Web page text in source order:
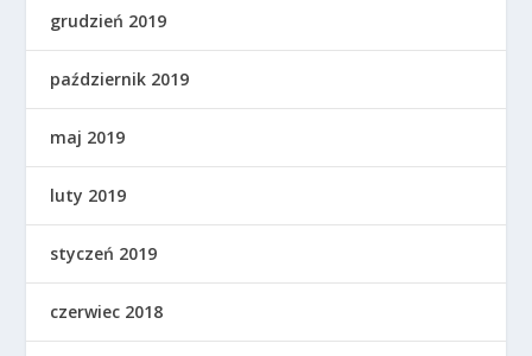
grudzień 2019
październik 2019
maj 2019
luty 2019
styczeń 2019
czerwiec 2018